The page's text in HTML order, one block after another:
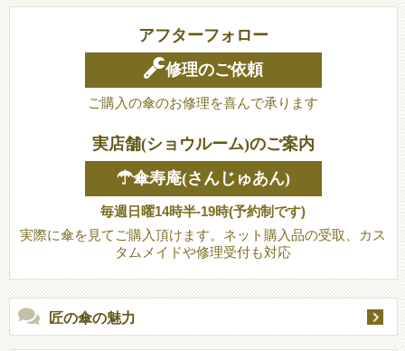
アフターフォロー
修理のご依頼
ご購入の傘のお修理を喜んで承ります
実店舗(ショウルーム)のご案内
☂傘寿庵(さんじゅあん)
毎週日曜14時半-19時(予約制です)
実際に傘を見てご購入頂けます。ネット購入品の受取、カス
タムメイドや修理受付も対応
匠の傘の魅力